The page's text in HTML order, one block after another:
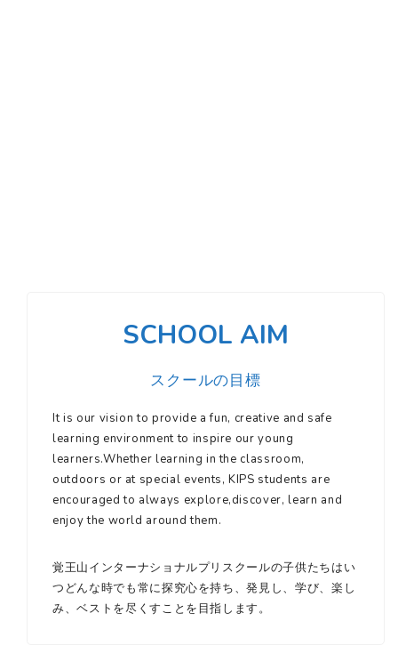
SCHOOL AIM
スクールの目標
It is our vision to provide a fun, creative and safe
learning environment to inspire our young
learners.Whether learning in the classroom,
outdoors or at special events, KIPS students are
encouraged to always explore,discover, learn and
enjoy the world around them.
覚王山インターナショナルプリスクールの子供たちはい
つどんな時でも常に探究心を持ち、発見し、学び、楽し
み、ベストを尽くすことを目指します。